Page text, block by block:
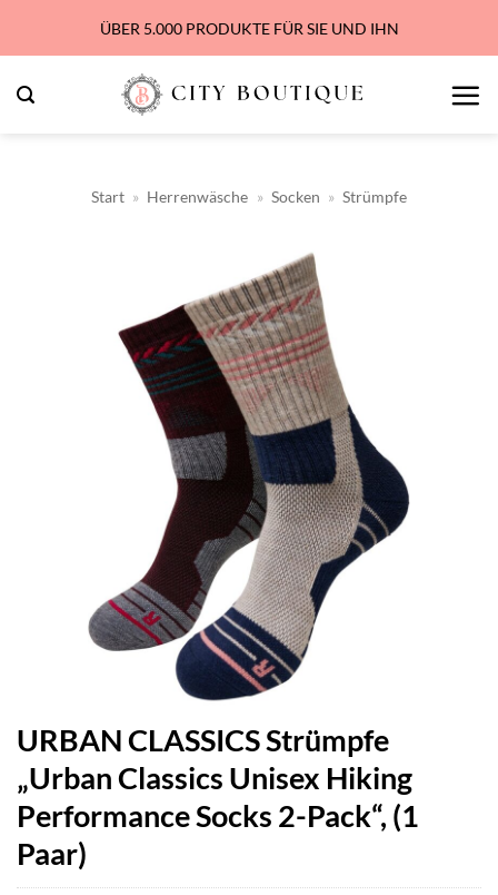
springen
ÜBER 5.000 PRODUKTE FÜR SIE UND IHN
Start » Herrenwäsche » Socken » Strümpfe
URBAN CLASSICS Strümpfe
„Urban Classics Unisex Hiking
Performance Socks 2-Pack“, (1
Paar)